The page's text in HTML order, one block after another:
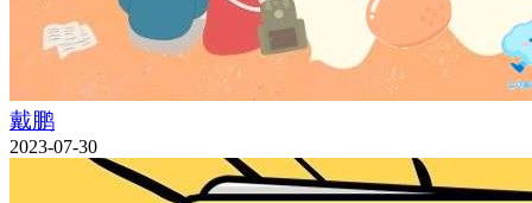
戴鹏
2023-07-30